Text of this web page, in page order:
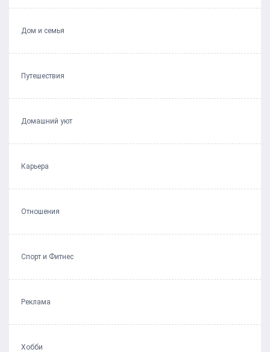
Дом и семья
Путешествия
Домашний уют
Карьера
Отношения
Спорт и Фитнес
Реклама
Хобби